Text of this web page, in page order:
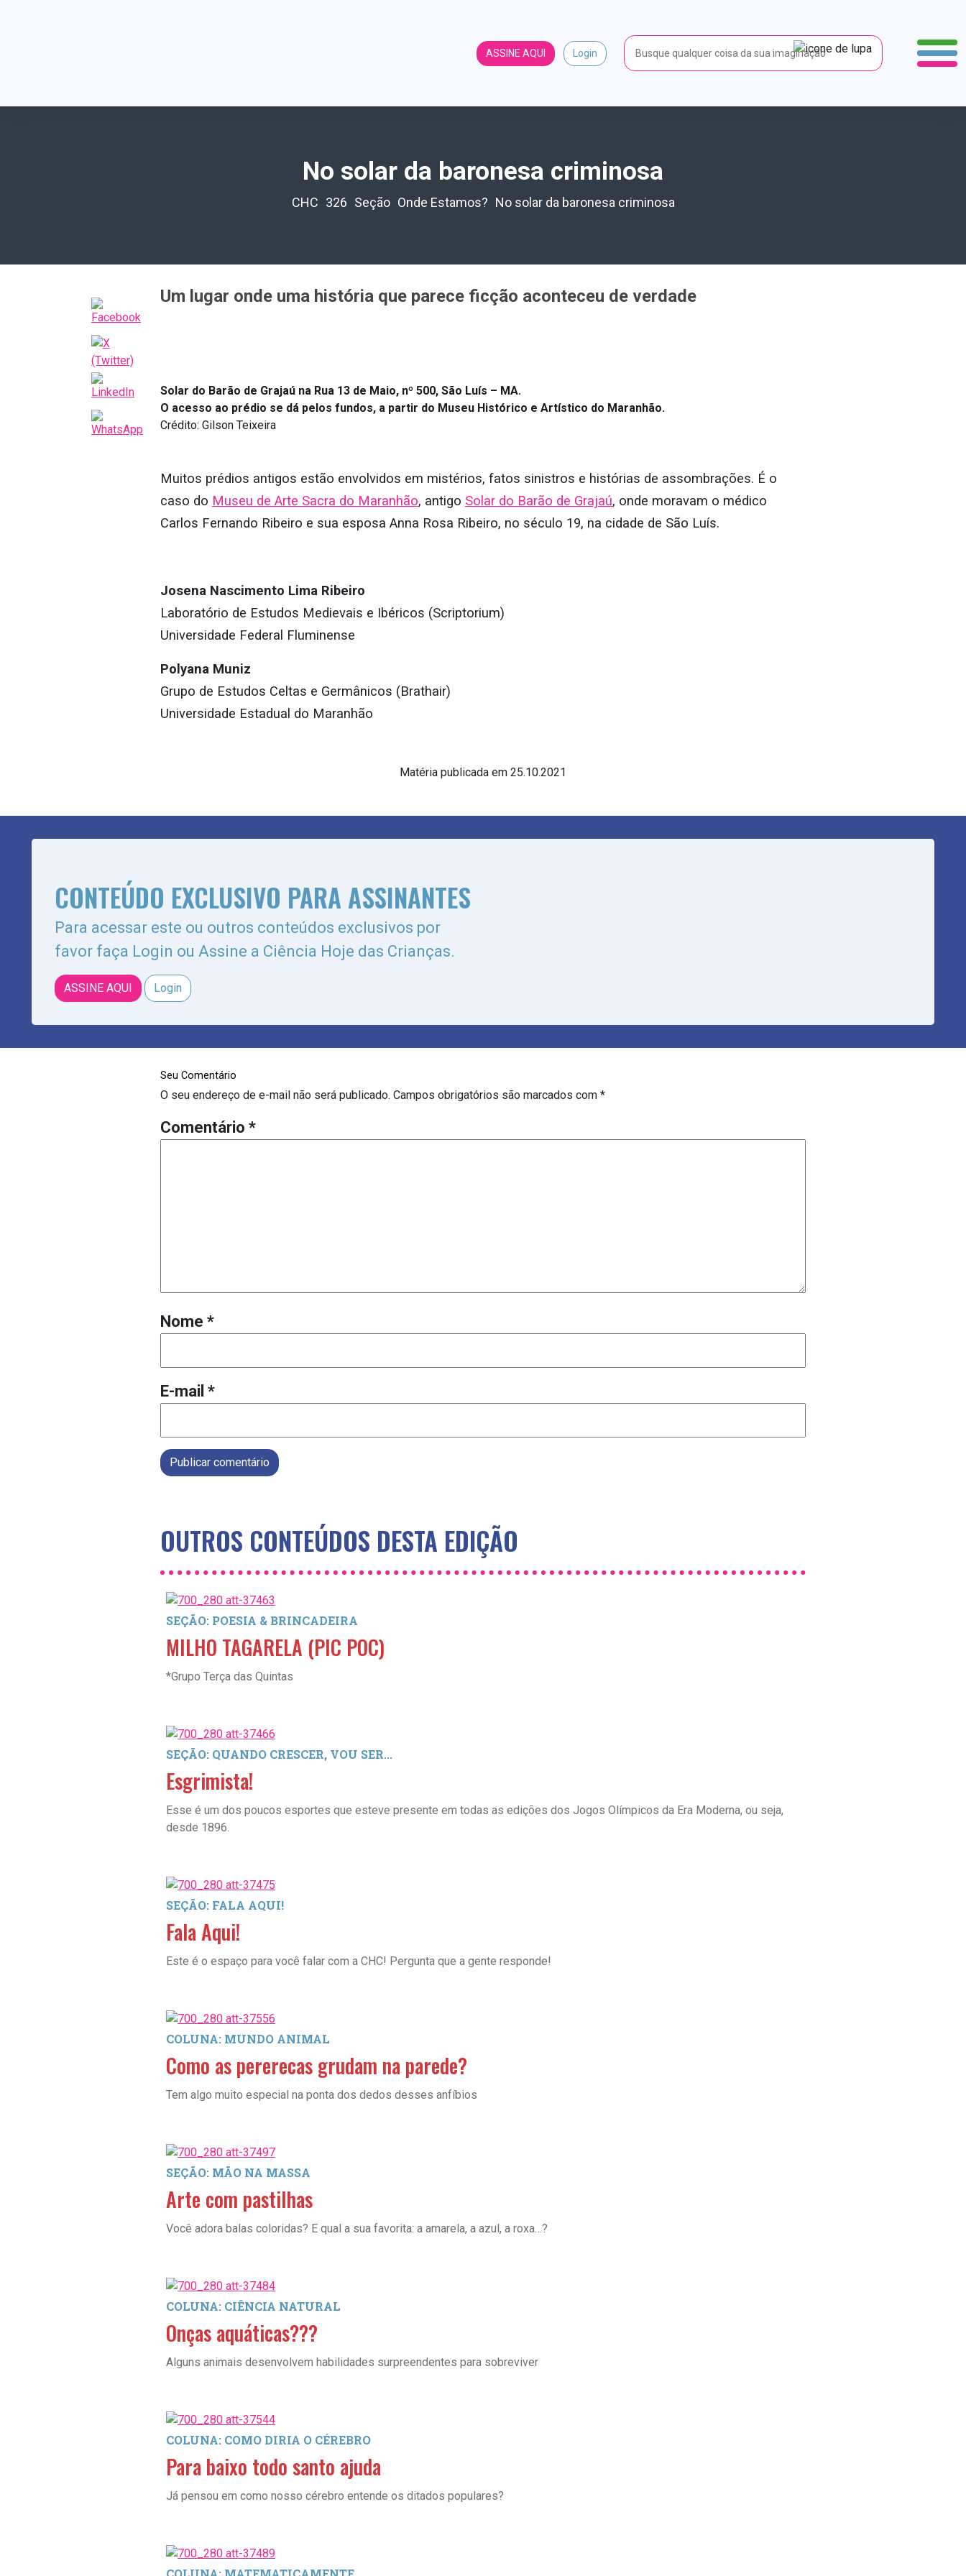
ASSINE AQUI Login
No solar da baronesa criminosa
CHC 326 Seção Onde Estamos? No solar da baronesa criminosa
Um lugar onde uma história que parece ficção aconteceu de verdade
Solar do Barão de Grajaú na Rua 13 de Maio, nº 500, São Luís – MA.
O acesso ao prédio se dá pelos fundos, a partir do Museu Histórico e Artístico do Maranhão.
Crédito: Gilson Teixeira
Muitos prédios antigos estão envolvidos em mistérios, fatos sinistros e histórias de assombrações. É o
caso do Museu de Arte Sacra do Maranhão, antigo Solar do Barão de Grajaú, onde moravam o médico
Carlos Fernando Ribeiro e sua esposa Anna Rosa Ribeiro, no século 19, na cidade de São Luís.
Josena Nascimento Lima Ribeiro
Laboratório de Estudos Medievais e Ibéricos (Scriptorium)
Universidade Federal Fluminense
Polyana Muniz
Grupo de Estudos Celtas e Germânicos (Brathair)
Universidade Estadual do Maranhão
Matéria publicada em 25.10.2021
CONTEÚDO EXCLUSIVO PARA ASSINANTES
Para acessar este ou outros conteúdos exclusivos por
favor faça Login ou Assine a Ciência Hoje das Crianças.
ASSINE AQUI Login
Seu Comentário
O seu endereço de e-mail não será publicado. Campos obrigatórios são marcados com *
Comentário *
Nome *
E-mail *
Publicar comentário
OUTROS CONTEÚDOS DESTA EDIÇÃO
SEÇÃO: POESIA & BRINCADEIRA
MILHO TAGARELA (PIC POC)
*Grupo Terça das Quintas
SEÇÃO: QUANDO CRESCER, VOU SER...
Esgrimista!
Esse é um dos poucos esportes que esteve presente em todas as edições dos Jogos Olímpicos da Era Moderna, ou seja,
desde 1896.
SEÇÃO: FALA AQUI!
Fala Aqui!
Este é o espaço para você falar com a CHC! Pergunta que a gente responde!
COLUNA: MUNDO ANIMAL
Como as pererecas grudam na parede?
Tem algo muito especial na ponta dos dedos desses anfíbios
SEÇÃO: MÃO NA MASSA
Arte com pastilhas
Você adora balas coloridas? E qual a sua favorita: a amarela, a azul, a roxa…?
COLUNA: CIÊNCIA NATURAL
Onças aquáticas???
Alguns animais desenvolvem habilidades surpreendentes para sobreviver
COLUNA: COMO DIRIA O CÉREBRO
Para baixo todo santo ajuda
Já pensou em como nosso cérebro entende os ditados populares?